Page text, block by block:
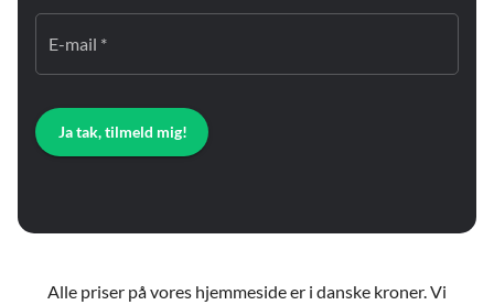
E-mail *
Ja tak, tilmeld mig!
Alle priser på vores hjemmeside er i danske kroner. Vi